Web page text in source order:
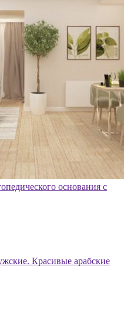
основания с
Красивые арабские